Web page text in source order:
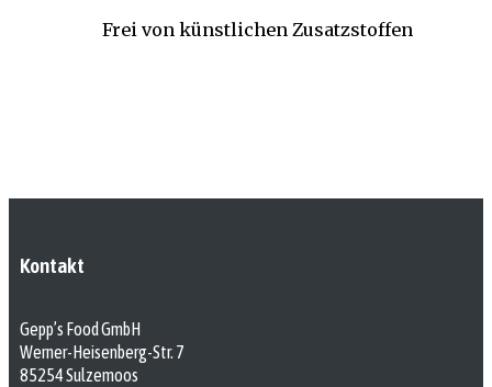
Frei von künstlichen Zusatzstoffen
Kontakt
Gepp’s Food GmbH
Werner-Heisenberg-Str. 7
85254 Sulzemoos